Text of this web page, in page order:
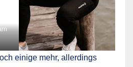
einige mehr, allerdings